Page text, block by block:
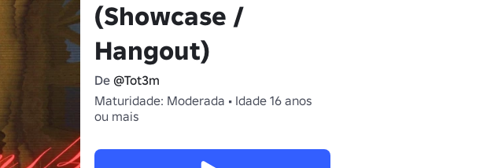
(Showcase /
Hangout)
De @Tot3m
Maturidade: Moderada • Idade 16 anos
ou mais